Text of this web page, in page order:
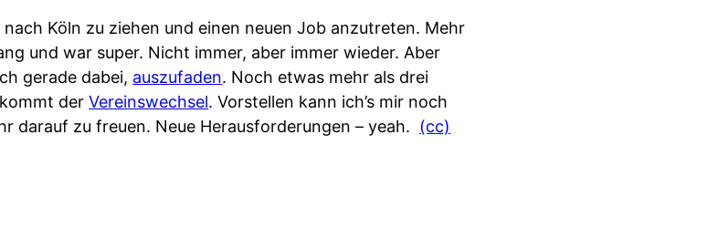
nach Köln zu ziehen und einen neuen Job anzutreten. Mehr
und war super. Nicht immer, aber immer wieder. Aber
gerade dabei, auszufaden. Noch etwas mehr als drei
kommt derVereinswechsel. Vorstellen kann ich’s mir noch
darauf zu freuen. Neue Herausforderungen – yeah.
(cc)